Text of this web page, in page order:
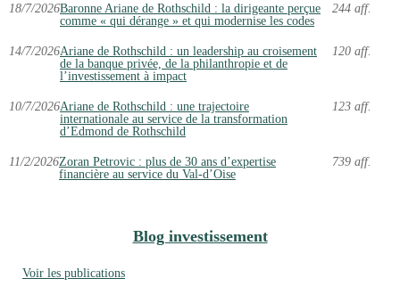
18/7/2026Baronne Ariane de Rothschild : la dirigeante perçue
comme « qui dérange » et qui modernise les codes
244 aff.
14/7/2026Ariane de Rothschild : un leadership au croisement
de la banque privée, de la philanthropie et de
l’investissement à impact
120 aff.
10/7/2026Ariane de Rothschild : une trajectoire
internationale au service de la transformation
d’Edmond de Rothschild
123 aff.
11/2/2026Zoran Petrovic : plus de 30 ans d’expertise
financière au service du Val-d’Oise
739 aff.
Blog investissement
Voir les publications